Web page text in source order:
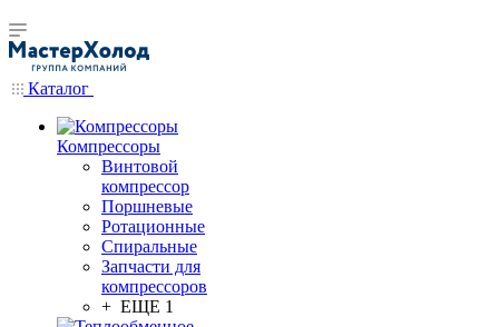
Каталог
Компрессоры
Винтовой
компрессор
Поршневые
Ротационные
Спиральные
Запчасти для
компрессоров
+ ЕЩЕ 1